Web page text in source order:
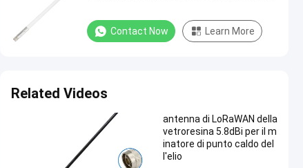
Contact Now Learn More
Related Videos
antenna di LoRaWAN della
vetroresina 5.8dBi per il m
inatore di punto caldo del
l'elio